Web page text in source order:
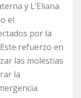
y L’Eliana
el
por la
refuerzo en
las molestias
la